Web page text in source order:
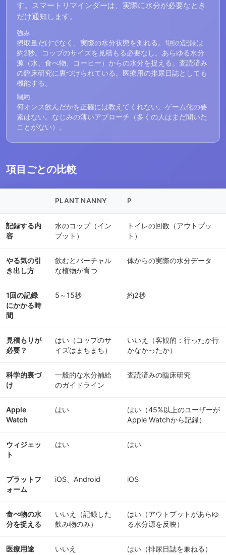
す。スマートリマインダーは、実際に水分が必要なとき
だけ通知します。
強み
摂取量だけでなく、実際の水分状態を測れる。1回の記録は
約2秒。コップのサイズを見積もる必要なし。あらゆる水分
源（水、食べ物、コーヒー）からの水分を捉える。査読済み
の臨床研究に裏づけられている。医療用の排尿日誌としても
機能する。
制約
何オンス飲んだかを正確には教えてくれない。ゲーム化の要
素はない。なじみの薄いアプローチ（多くの人はまだ聞いた
ことがない）。
項目ごとの比較
PLANT NANNY P
記録する内
容
水のコップ（イン
プット）
トイレの回数（アウトプッ
ト）
やる気の引
き出し方
飲むとバーチャル
な植物が育つ
体からの実際の水分データ
1回の記録
にかかる時
間
5～15秒 約2秒
見積もりが
必要？
はい（コップのサ
イズはまちまち）
いいえ（客観的：行ったか行
かなかったか）
科学的裏づ
け
一般的な水分補給
のガイドライン
査読済みの臨床研究
Apple
Watch
はい
はい（45%以上のユーザーが
Apple Watchから記録）
ウィジェッ
ト
はい はい
プラットフ
ォーム
iOS、Android iOS
食べ物の水
分を捉える
いいえ（記録した
飲み物のみ）
はい（アウトプットがあらゆ
る水分源を反映）
医療用途 いいえ はい（排尿日誌を兼ねる）